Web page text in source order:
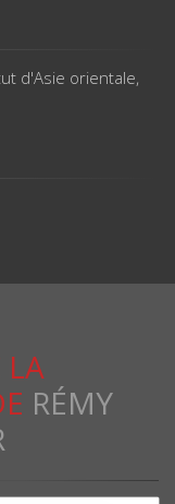
d'Asie orientale,
LA
RÉMY